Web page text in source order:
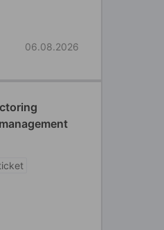
06.08.2026